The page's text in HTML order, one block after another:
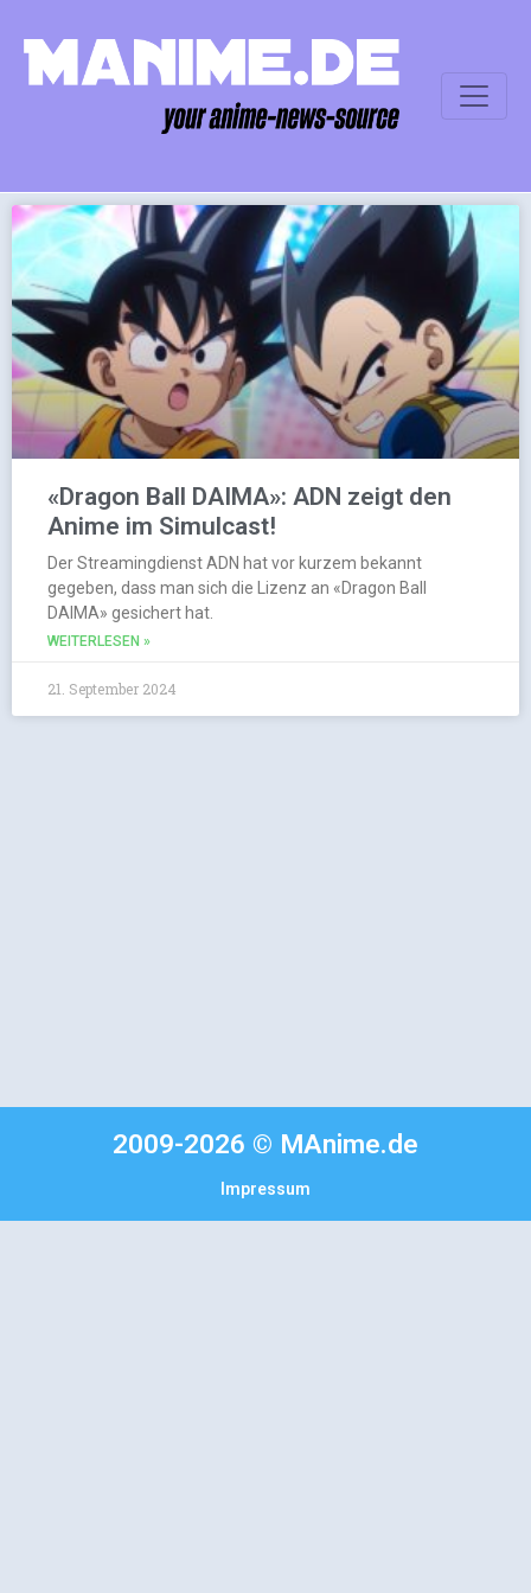
«Dragon Ball DAIMA»: ADN zeigt den
Anime im Simulcast!
Der Streamingdienst ADN hat vor kurzem bekannt
gegeben, dass man sich die Lizenz an «Dragon Ball
DAIMA» gesichert hat.
WEITERLESEN »
21. September 2024
2009-2026 © MAnime.de
Impressum